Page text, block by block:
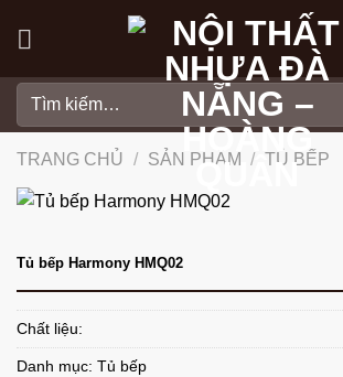
kiếm:
TRANG CHỦ / SẢN PHẨM / TỦ BẾP
Tủ bếp Harmony HMQ02
Chất liệu:
Danh mục: Tủ bếp